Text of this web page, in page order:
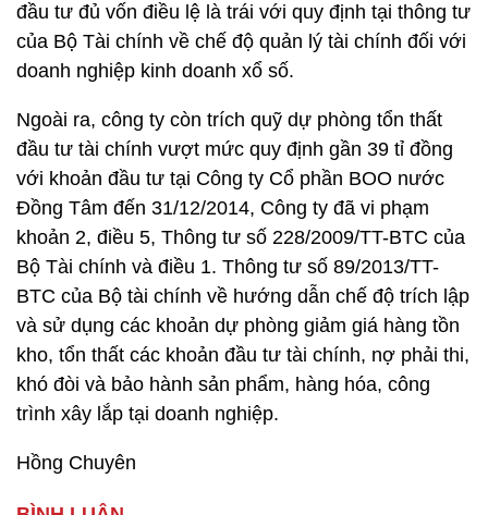
đầu tư đủ vốn điều lệ là trái với quy định tại thông tư
của Bộ Tài chính về chế độ quản lý tài chính đối với
doanh nghiệp kinh doanh xổ số.
Ngoài ra, công ty còn trích quỹ dự phòng tổn thất
đầu tư tài chính vượt mức quy định gần 39 tỉ đồng
với khoản đầu tư tại Công ty Cổ phần BOO nước
Đồng Tâm đến 31/12/2014, Công ty đã vi phạm
khoản 2, điều 5, Thông tư số 228/2009/TT-BTC của
Bộ Tài chính và điều 1. Thông tư số 89/2013/TT-
BTC của Bộ tài chính về hướng dẫn chế độ trích lập
và sử dụng các khoản dự phòng giảm giá hàng tồn
kho, tổn thất các khoản đầu tư tài chính, nợ phải thi,
khó đòi và bảo hành sản phẩm, hàng hóa, công
trình xây lắp tại doanh nghiệp.
Hồng Chuyên